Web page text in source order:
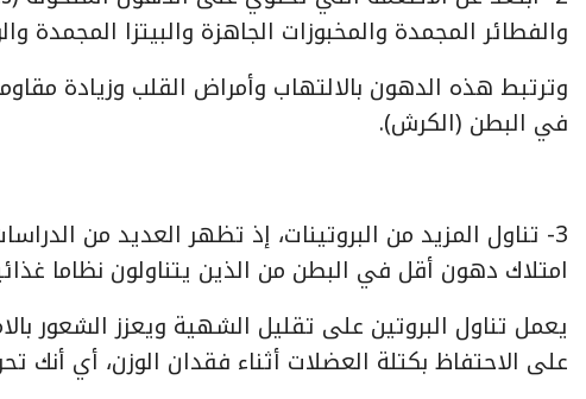
والفطائر المجمدة والمخبوزات الجاهزة والبيتزا المجمدة
وترتبط هذه الدهون بالالتهاب وأمراض القلب وزيادة
في البطن (الكرش).
3- تناول المزيد من البروتينات، إذ تظهر العديد من
امتلاك دهون أقل في البطن من الذين يتناولون نظاما
يعمل تناول البروتين على تقليل الشهية ويعزز الشعور
على الاحتفاظ بكتلة العضلات أثناء فقدان الوزن، أي أنك